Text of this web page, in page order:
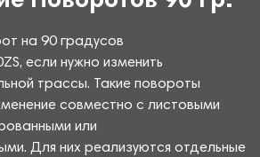
на 90 градусов
если нужно изменить
трассы. Такие повороты
совместно с листовыми
или
Для них реализуются отдельные